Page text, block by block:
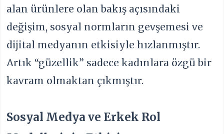
alan ürünlere olan bakış açısındaki
değişim, sosyal normların gevşemesi ve
dijital medyanın etkisiyle hızlanmıştır.
Artık “güzellik” sadece kadınlara özgü bir
kavram olmaktan çıkmıştır.
Sosyal Medya ve Erkek Rol